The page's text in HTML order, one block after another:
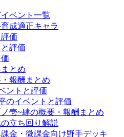
ベント一覧
成適正キャラ
価
評価
とめ
報酬まとめ
ントと評価
のイベントと評価
壱~肆の概要・報酬まとめ
立ち回り解説
金・微課金向け野手デッキ